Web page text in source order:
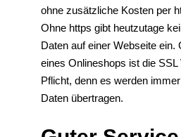
ohne zusätzliche Kosten per
Ohne https gibt heutzutage
Daten auf einer Webseite ein.
eines Onlineshops ist die
Pflicht, denn es werden
Daten übertragen.